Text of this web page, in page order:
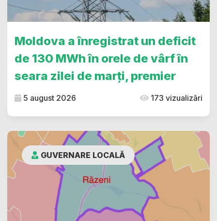
Moldova a înregistrat un deficit
de 130 MWh în orele de vârf în
seara zilei de marți, premier
5 august 2026 173 vizualizări
GUVERNARE LOCALĂ